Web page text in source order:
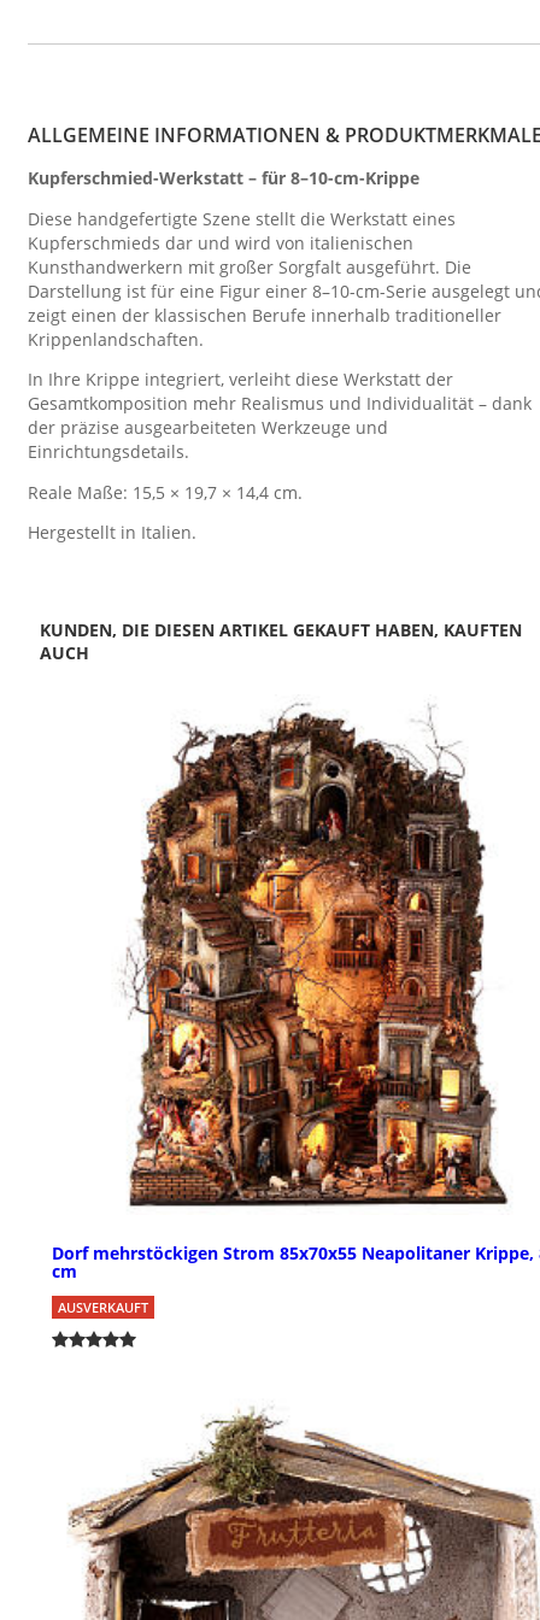
ALLGEMEINE INFORMATIONEN &
Kupferschmied-Werkstatt – für 8–10-cm-Krippe
Diese handgefertigte Szene stellt die Werkstatt eines
Kupferschmieds dar und wird von italienischen
Kunsthandwerkern mit großer Sorgfalt ausgeführt. Die
Darstellung ist für eine Figur einer 8–10-cm-Serie ausgelegt
zeigt einen der klassischen Berufe innerhalb traditioneller
Krippenlandschaften.
In Ihre Krippe integriert, verleiht diese Werkstatt der
Gesamtkomposition mehr Realismus und Individualität – dank
der präzise ausgearbeiteten Werkzeuge und
Einrichtungsdetails.
Reale Maße: 15,5 × 19,7 × 14,4 cm.
Hergestellt in Italien.
KUNDEN, DIE DIESEN ARTIKEL GEKAUFT HABEN, KAUFTEN
AUCH
Dorf mehrstöckigen Strom 85x70x55 Neapolitaner Krippe,
cm
AUSVERKAUFT